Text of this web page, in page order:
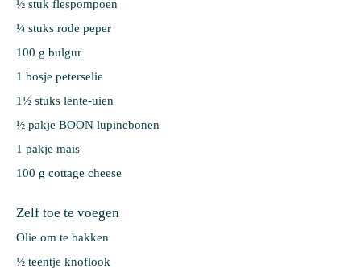
½ stuk flespompoen
¼ stuks rode peper
100 g bulgur
1 bosje peterselie
1½ stuks lente-uien
½ pakje BOON lupinebonen
1 pakje mais
100 g cottage cheese
Zelf toe te voegen
Olie om te bakken
½ teentje knoflook